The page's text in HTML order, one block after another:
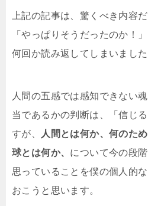
上記の記事は、驚くべき内容
「やっぱりそうだったのか！
何回か読み返してしまいました
人間の五感では感知できない
当であるかの判断は、「信じ
すが、
人間とは何か、何のた
球とは何か、 について今の段
思っていることを僕の個人的
おこうと思います。